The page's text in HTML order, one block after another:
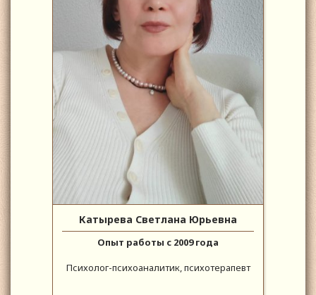
Катырева Светлана Юрьевна
Опыт работы с 2009 года
Психолог-психоаналитик, психотерапевт